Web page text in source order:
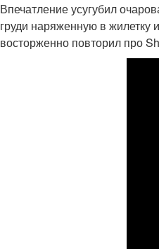
Впечатление усугубил
груди наряженную в
восторженно повторил про